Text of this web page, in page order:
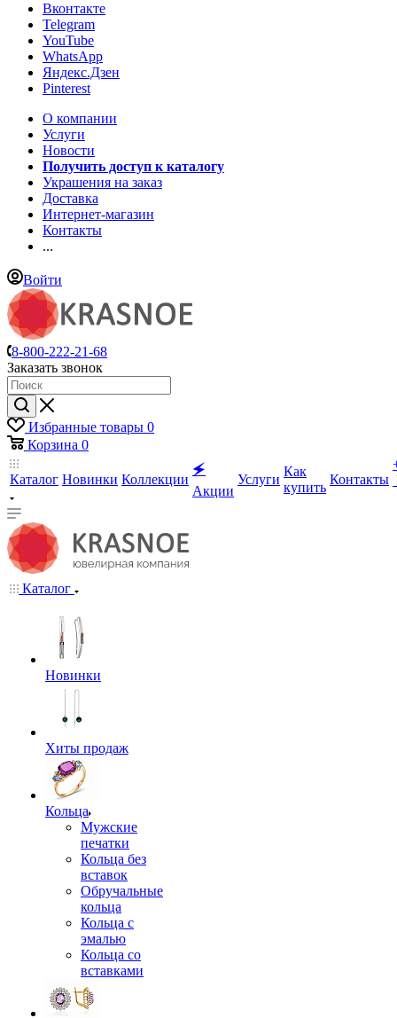
Вконтакте
Telegram
YouTube
WhatsApp
Яндекс.Дзен
Pinterest
О компании
Услуги
Новости
Получить доступ к каталогу
Украшения на заказ
Доставка
Интернет-магазин
Контакты
...
Войти
8-800-222-21-68
Заказать звонок
Избранные товары 0
Корзина 0
Каталог Новинки Коллекции
🗲
Акции
Услуги
Как
купить
Контакты
Каталог
Новинки
Хиты продаж
Кольца
Мужские
печатки
Кольца без
вставок
Обручальные
кольца
Кольца с
эмалью
Кольца со
вставками